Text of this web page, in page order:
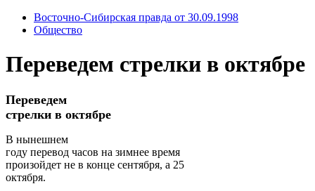
Восточно-Сибирская правда от 30.09.1998
Общество
Переведем стрелки в октябре
Переведем
стрелки в октябре
В нынешнем
году перевод часов на зимнее время
произойдет не в конце сентября, а 25
октября.